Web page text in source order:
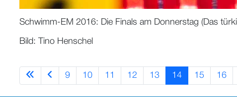
Schwimm-EM 2016: Die Finals am Donnerstag (Das
Bild: Tino Henschel
9 10 11 12 13 14 15 16